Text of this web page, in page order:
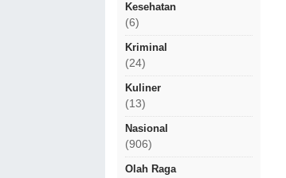
Kesehatan
(6)
Kriminal
(24)
Kuliner
(13)
Nasional
(906)
Olah Raga